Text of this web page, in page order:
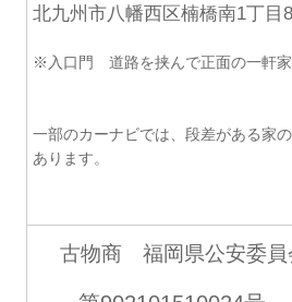
北九州市八幡西区楠橋南1丁目
※入口門 道路を挟んで正面の一軒家
一部のカーナビでは、段差がある家
あります。
古物商 福岡県公安委員